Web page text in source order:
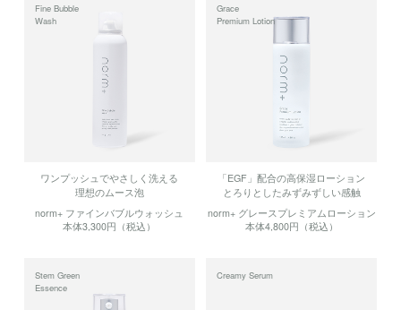
Fine Bubble
Wash
ワンプッシュでやさしく洗える
理想のムース泡
norm+ ファインバブルウォッシュ
本体3,300円（税込）
Grace
Premium Lotion
「EGF」配合の高保湿ローション
とろりとしたみずみずしい感触
norm+ グレースプレミアムローション
本体4,800円（税込）
Stem Green
Essence
Creamy Serum